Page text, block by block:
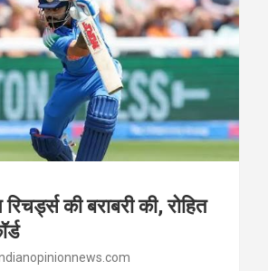
की बराबरी की, रोहित